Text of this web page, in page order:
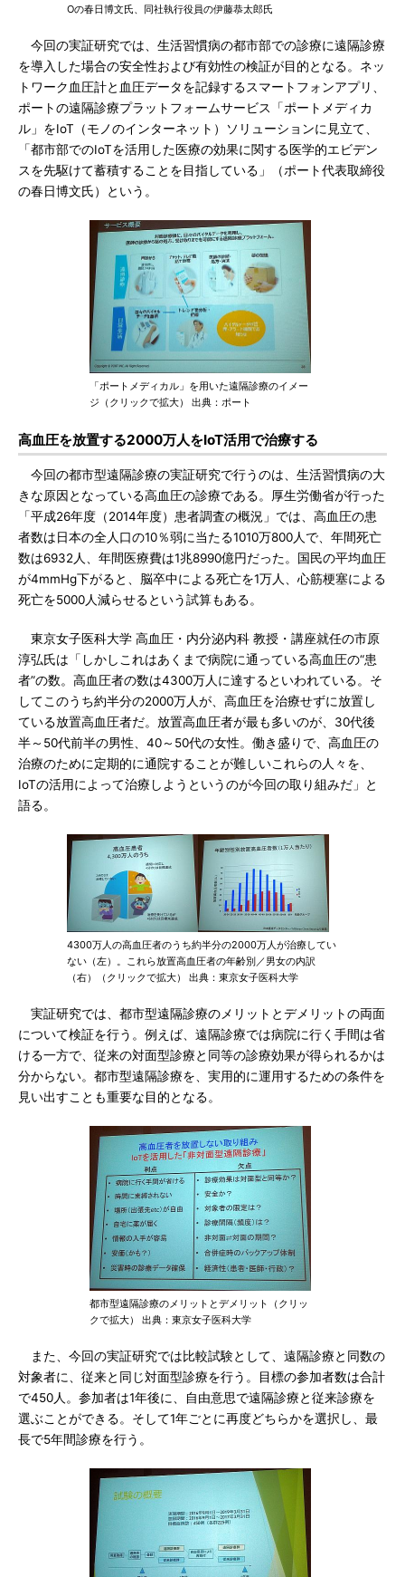
Oの春日博文氏、同社執行役員の伊藤恭太郎氏
今回の実証研究では、生活習慣病の都市部での診療に遠隔診療
を導入した場合の安全性および有効性の検証が目的となる。ネッ
トワーク血圧計と血圧データを記録するスマートフォンアプリ、
ポートの遠隔診療プラットフォームサービス「ポートメディカ
ル」をIoT（モノのインターネット）ソリューションに見立て、
「都市部でのIoTを活用した医療の効果に関する医学的エビデン
スを先駆けて蓄積することを目指している」（ポート代表取締役
の春日博文氏）という。
「ポートメディカル」を用いた遠隔診療のイメー
ジ（クリックで拡大） 出典：ポート
高血圧を放置する2000万人をIoT活用で治療する
今回の都市型遠隔診療の実証研究で行うのは、生活習慣病の大
きな原因となっている高血圧の診療である。厚生労働省が行った
「平成26年度（2014年度）患者調査の概況」では、高血圧の患
者数は日本の全人口の10％弱に当たる1010万800人で、年間死亡
数は6932人、年間医療費は1兆8990億円だった。国民の平均血圧
が4mmHg下がると、脳卒中による死亡を1万人、心筋梗塞による
死亡を5000人減らせるという試算もある。
東京女子医科大学 高血圧・内分泌内科 教授・講座就任の市原
淳弘氏は「しかしこれはあくまで病院に通っている高血圧の“患
者”の数。高血圧者の数は4300万人に達するといわれている。そ
してこのうち約半分の2000万人が、高血圧を治療せずに放置し
ている放置高血圧者だ。放置高血圧者が最も多いのが、30代後
半～50代前半の男性、40～50代の女性。働き盛りで、高血圧の
治療のために定期的に通院することが難しいこれらの人々を、
IoTの活用によって治療しようというのが今回の取り組みだ」と
語る。
4300万人の高血圧者のうち約半分の2000万人が治療してい
ない（左）。これら放置高血圧者の年齢別／男女の内訳
（右）（クリックで拡大） 出典：東京女子医科大学
実証研究では、都市型遠隔診療のメリットとデメリットの両面
について検証を行う。例えば、遠隔診療では病院に行く手間は省
ける一方で、従来の対面型診療と同等の診療効果が得られるかは
分からない。都市型遠隔診療を、実用的に運用するための条件を
見い出すことも重要な目的となる。
都市型遠隔診療のメリットとデメリット（クリッ
クで拡大） 出典：東京女子医科大学
また、今回の実証研究では比較試験として、遠隔診療と同数の
対象者に、従来と同じ対面型診療を行う。目標の参加者数は合計
で450人。参加者は1年後に、自由意思で遠隔診療と従来診療を
選ぶことができる。そして1年ごとに再度どちらかを選択し、最
長で5年間診療を行う。